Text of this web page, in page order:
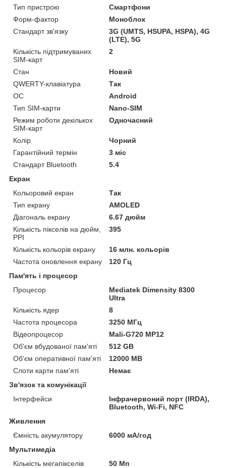
Тип пристрою
Смартфони
Форм-фактор
Моноблок
Стандарт зв'язку
3G (UMTS, HSUPA, HSPA), 4G
(LTE), 5G
Кількість підтримуваних
SIM-карт
2
Стан
Новий
QWERTY-клавіатура
Так
ОС
Android
Тип SIM-карти
Nano-SIM
Режим роботи декількох
SIM-карт
Одночасний
Колір
Чорний
Гарантійний термін
3 міс
Стандарт Bluetooth
5.4
Екран
Кольоровий екран
Так
Тип екрану
AMOLED
Діагональ екрану
6.67 дюйм
Кількість пікселів на дюйм,
PPI
395
Кількість кольорів екрану
16 млн. кольорів
Частота оновлення екрану
120 Гц
Пам'ять і процесор
Процесор
Mediatek Dimensity 8300
Ultra
Кількість ядер
8
Частота процесора
3250 МГц
Відеопроцесор
Mali-G720 MP12
Об'єм вбудованої пам'яті
512 GB
Об'єм оперативної пам'яті
12000 MB
Слоти карти пам'яті
Немає
Зв'язок та комунікації
Інтерфейси
Інфрачервоний порт (IRDA),
Bluetooth, Wi-Fi, NFC
Живлення
Ємність акумулятору
6000 мА/год
Мультимедіа
Кількість мегапікселів
50 Мп